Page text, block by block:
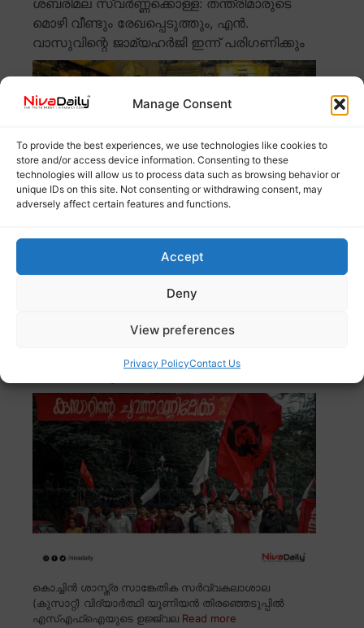
Manage Consent
To provide the best experiences, we use technologies like cookies to
store and/or access device information. Consenting to these
technologies will allow us to process data such as browsing behavior or
unique IDs on this site. Not consenting or withdrawing consent, may
adversely affect certain features and functions.
Accept
Deny
View preferences
Privacy PolicyContact Us
ശബരിമല സ്വർണ്ണക്കൊള്ള: തന്ത്രിമാരുടെ
മൊഴി വീണ്ടും രേഖപ്പെടുത്തും, എൻ.
വാസുവിന്റെ ജാമ്യഹർജി ഇന്ന് പരിഗണിക്കും
ശബരിമല സ്വർണ്ണക്കൊള്ള കേസിൽ തന്ത്രിമാരുടെ
അന്വേഷണം നീങ്ങണമെന്ന
കുസാറ്റ് വിദ്യാർത്ഥി യൂണിയൻ
തിരഞ്ഞെടുപ്പിൽ എസ്എഫ്ഐക്ക് വിജയം;
കൊച്ചിൻ ശാസ്ത്ര സാങ്കേതിക സർവ്വകലാശാല
(കുസാറ്റ്) വിദ്യാർത്ഥി യൂണിയൻ തിരഞ്ഞെടുപ്പിൽ
എസ്എഫ്ഐയുടെ ഉജ്ജ്വല Read more